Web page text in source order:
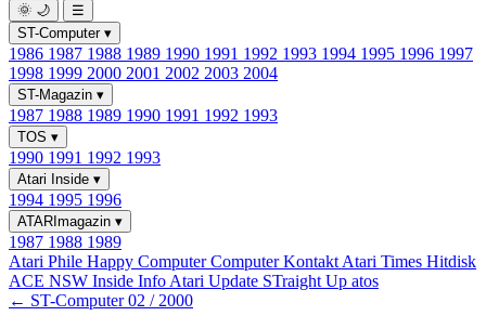
🌞 🌙
☰
ST-Computer ▾
1986 1987 1988 1989 1990 1991 1992 1993 1994 1995 1996 1997
1998 1999 2000 2001 2002 2003 2004
ST-Magazin ▾
1987 1988 1989 1990 1991 1992 1993
TOS ▾
1990 1991 1992 1993
Atari Inside ▾
1994 1995 1996
ATARImagazin ▾
1987 1988 1989
Atari Phile Happy ComputerComputer Kontakt Atari Times Hitdisk
ACE NSW Inside Info Atari Update STraight Up atos
← ST-Computer 02 / 2000